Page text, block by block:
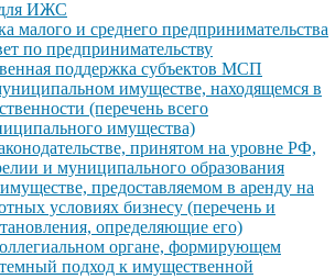
ИЖС
малого и среднего предпринимательства
по предпринимательству
поддержка субъектов МСП
имуществе, находящемся в
(перечень всего
имущества)
принятом на уровне РФ,
и муниципального образования
предоставляемом в аренду на
условиях бизнесу (перечень и
определяющие его)
органе, формирующем
подход к имущественной